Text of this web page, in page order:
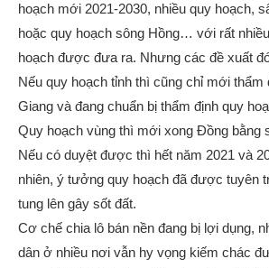
hoạch mới 2021-2030, nhiều quy hoạch,
hoặc quy hoạch sông Hồng… với rất
hoạch được đưa ra. Nhưng các đề xuất
Nếu quy hoạch tỉnh thì cũng chỉ mới thẩm
Giang và đang chuẩn bị thẩm định quy
Quy hoạch vùng thì mới xong Đồng bằng
Nếu có duyệt được thì hết năm 2021 và
nhiên, ý tưởng quy hoạch đã được tuyên
tung lên gây sốt đất.
Cơ chế chia lô bán nền đang bị lợi dụng,
dân ở nhiều nơi vẫn hy vọng kiếm chác